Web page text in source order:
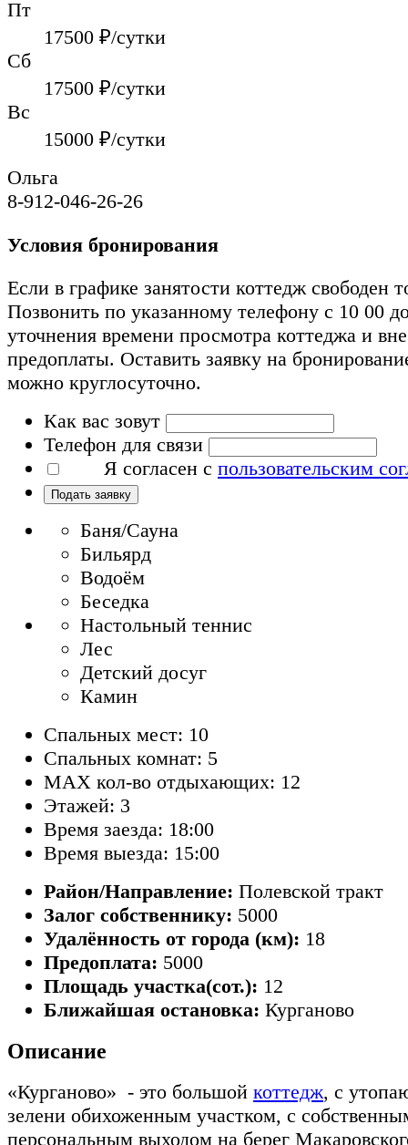
Пт
17500 ₽/сутки
Сб
17500 ₽/сутки
Вс
15000 ₽/сутки
Ольга
8-912-046-26-26
Условия бронирования
Если в графике занятости коттедж свободен
Позвонить по указанному телефону с 10 00
уточнения времени просмотра коттеджа и
предоплаты. Оставить заявку на
можно круглосуточно.
Как вас зовут
Телефон для связи
Я согласен с пользовательским
Подать заявку
Баня/Сауна
Бильярд
Водоём
Беседка
Настольный теннис
Лес
Детский досуг
Камин
Спальных мест: 10
Спальных комнат: 5
MAX кол-во отдыхающих: 12
Этажей: 3
Время заезда: 18:00
Время выезда: 15:00
Район/Направление: Полевской тракт
Залог собственнику: 5000
Удалённость от города (км): 18
Предоплата: 5000
Площадь участка(сот.): 12
Ближайшая остановка: Курганово
Описание
«Курганово» - это большой коттедж, с
зелени обихоженным участком, с
персональным выходом на берег